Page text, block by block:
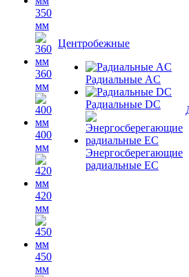
350
мм
360
мм
400
мм
420
мм
450
мм
Центробежные
Радиальные AC
Радиальные DC
Энергосберегающие
радиальные EC